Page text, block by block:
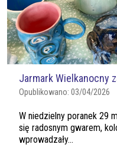
Jarmark Wielkanocny
Opublikowano: 03/04/2026
W niedzielny poranek 29
się radosnym gwarem,
wprowadzały...